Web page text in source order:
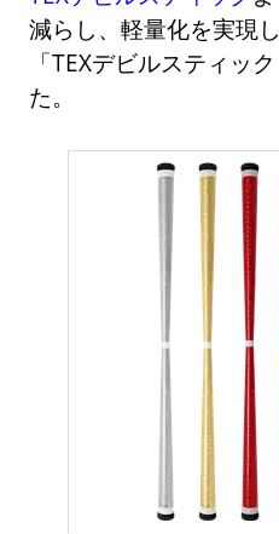
減らし、軽量化を実現
「TEXデビルスティッ
た。